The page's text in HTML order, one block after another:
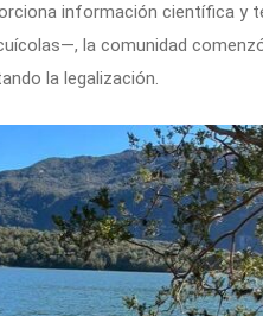
información científica y
la comunidad
la legalización.